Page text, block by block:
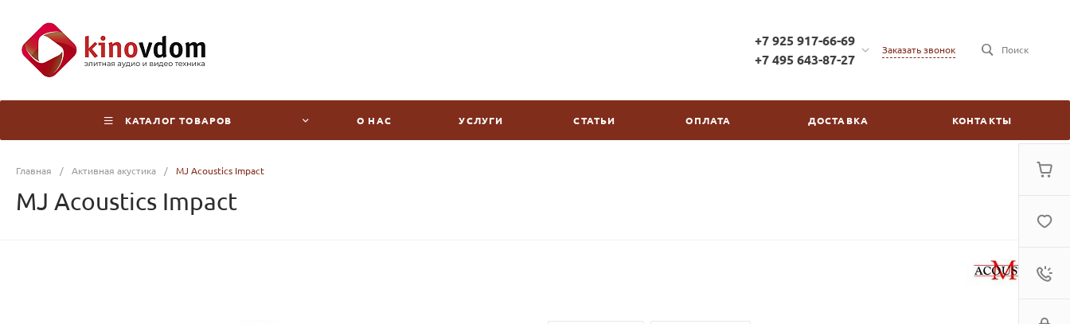
+7 925 917-66-69
+7 495 643-87-27
д.2/30
Заказать звонок Поиск
КАТАЛОГ ТОВАРОВ О НАС УСЛУГИ СТАТЬИ ОПЛАТА ДОСТАВКА КОНТАКТЫ
Главная / Активная акустика / MJ Acoustics Impact
MJ Acoustics Impact